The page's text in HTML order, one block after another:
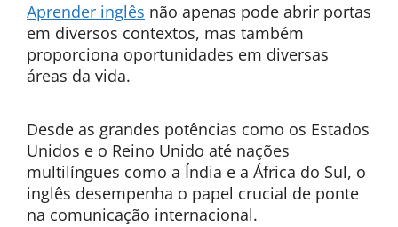
Aprender inglês não apenas pode abrir portas
em diversos contextos, mas também
proporciona oportunidades em diversas
áreas da vida.
Desde as grandes potências como os Estados
Unidos e o Reino Unido até nações
multilíngues como a Índia e a África do Sul, o
inglês desempenha o papel crucial de ponte
na comunicação internacional.